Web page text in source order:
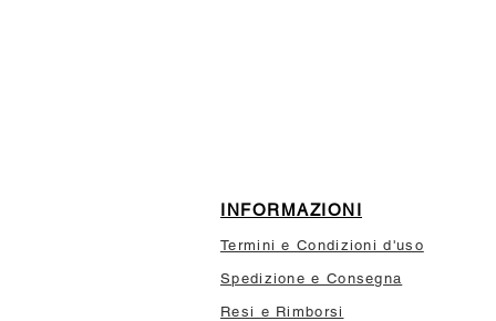
INFORMAZIONI
Termini e Condizioni d'uso
Spedizione e Consegna
Resi e Rimborsi